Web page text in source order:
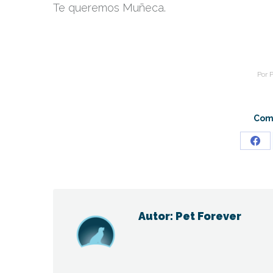
Te queremos Muñeca.
Por
Autor: Pet Forever